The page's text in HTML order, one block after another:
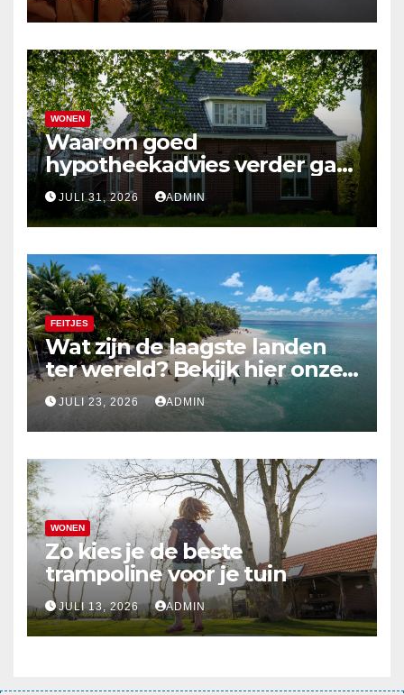
WONEN
Waarom goed
hypotheekadvies verder gaat
dan alleen cijfers
JULI 31, 2026 ADMIN
FEITJES
Wat zijn de laagste landen
ter wereld? Bekijk hier onze
top 10
JULI 23, 2026 ADMIN
WONEN
Zo kies je de beste
trampoline voor je tuin
JULI 13, 2026 ADMIN